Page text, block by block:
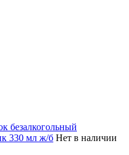
безалкогольный
330 мл ж/б Нет в наличии